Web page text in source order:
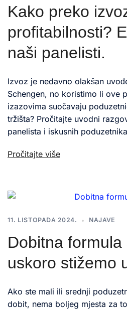
Kako preko
profitabilnosti?
naši panelisti.
Izvoz je nedavno olakšan
Schengen, no koristimo li ove
izazovima suočavaju
tržišta? Pročitajte uvodni
panelista i iskusnih
Pročitajte više
11. LISTOPADA 2024. NAJAVE
Dobitna formula
uskoro stižemo
Ako ste mali ili srednji
dobit, nema boljeg mjesta za